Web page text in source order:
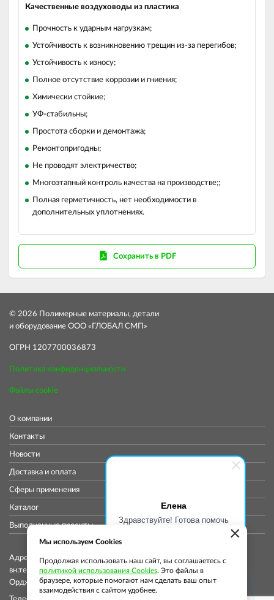
Елена
Здравствуйте! Готова помочь
Качественные воздуховоды из пластика
Прочность к ударным нагрузкам;
Устойчивость к возникновению трещин из-за перегибов;
Устойчивость к износу;
Полное отсутствие коррозии и гниения;
Химически стойкие;
УФ-стабильны;
Простота сборки и демонтажа;
Ремонтопригодны;
Не проводят электричество;
Многоэтапный контроль качества на производстве;;
Полная герметичность, нет необходимости в
дополнительных уплотнениях.
Сохранить в PDF
© 2026 Полимерные материалы, детали
и оборудование ООО «ГЛОБАЛ СМП»
ОГРН 1207700036873
Политика конфиденциальности
Файлы cookie
О компании
Контакты
Новости
Доставка и оплата
Сферы применения
Каталог
Выполненные проекты
Адрес коммерческого отдела: 115419, Город Москва,
вн.тер.г. муниципальный округ Донской, ул
Орджоникидзе, д. 11, стр. 11, помещ. 12/5
×
Мы используем Cookies
Продолжая использовать наш сайт, вы соглашаетесь с
политикой использования Cookies. Это файлы в
браузере, которые помогают нам сделать ваш опыт
взаимодействия с сайтом удобнее.